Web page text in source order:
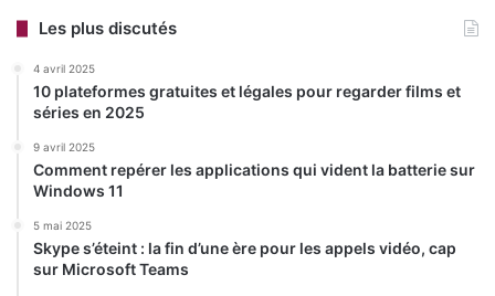
Les plus discutés
4 avril 2025
10 plateformes gratuites et légales pour regarder films et
séries en 2025
9 avril 2025
Comment repérer les applications qui vident la batterie sur
Windows 11
5 mai 2025
Skype s’éteint : la fin d’une ère pour les appels vidéo, cap
sur Microsoft Teams